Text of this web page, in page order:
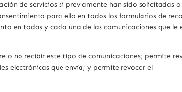
de servicios si previamente han sido solicitadas o
para ello en todos los formularios de
en todas y cada una de las comunicaciones que le
o no recibir este tipo de comunicaciones; permite
electrónicas que envía; y permite revocar el